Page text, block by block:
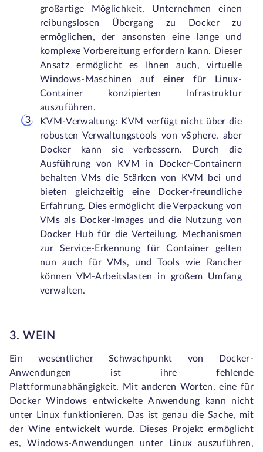
großartige Möglichkeit, Unternehmen einen
reibungslosen Übergang zu Docker zu
ermöglichen, der ansonsten eine lange und
komplexe Vorbereitung erfordern kann. Dieser
Ansatz ermöglicht es Ihnen auch, virtuelle
Windows-Maschinen auf einer für Linux-
Container konzipierten Infrastruktur
auszuführen.
KVM-Verwaltung: KVM verfügt nicht über die
robusten Verwaltungstools von vSphere, aber
Docker kann sie verbessern. Durch die
Ausführung von KVM in Docker-Containern
behalten VMs die Stärken von KVM bei und
bieten gleichzeitig eine Docker-freundliche
Erfahrung. Dies ermöglicht die Verpackung von
VMs als Docker-Images und die Nutzung von
Docker Hub für die Verteilung. Mechanismen
zur Service-Erkennung für Container gelten
nun auch für VMs, und Tools wie Rancher
können VM-Arbeitslasten in großem Umfang
verwalten.
3. WEIN
Ein wesentlicher Schwachpunkt von Docker-
Anwendungen ist ihre fehlende
Plattformunabhängigkeit. Mit anderen Worten, eine für
Docker Windows entwickelte Anwendung kann nicht
unter Linux funktionieren. Das ist genau die Sache, mit
der Wine entwickelt wurde. Dieses Projekt ermöglicht
es, Windows-Anwendungen unter Linux auszuführen,